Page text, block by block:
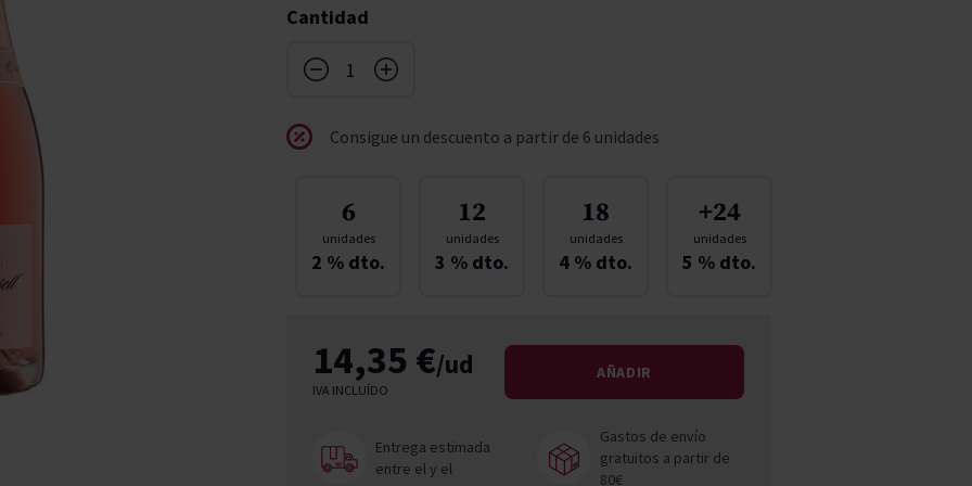
Pago del Cielo
Valduero
Cantidad
Consigue un descuento a partir de 6 unidades
6
unidades
2 % dto.
12
unidades
3 % dto.
18
unidades
4 % dto.
+24
unidades
5 % dto.
14,35 €/ud
IVA INCLUÍDO
AÑADIR
Entrega estimada
entre ely el
Gastos de envío
gratuitos a partir de
80€